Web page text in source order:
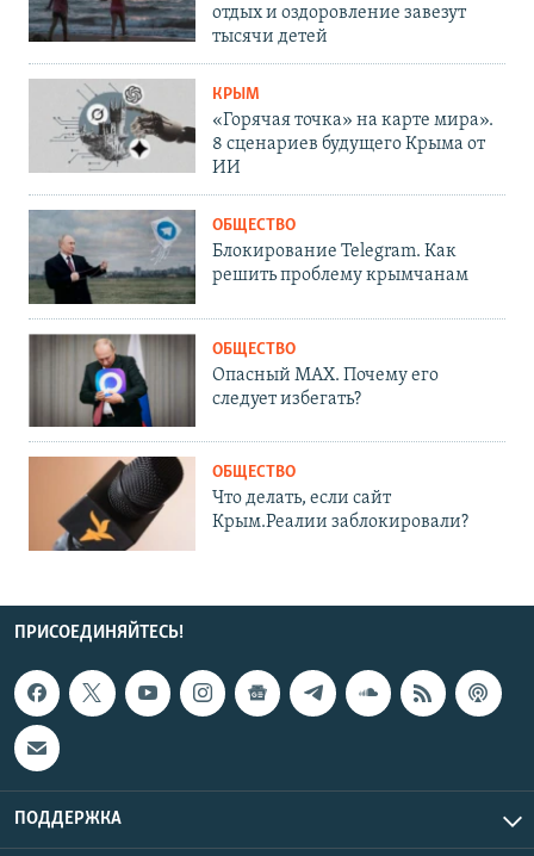
отдых и оздоровление завезут
тысячи детей
КРЫМ
«Горячая точка» на карте мира».
8 сценариев будущего Крыма от
ИИ
ОБЩЕСТВО
Блокирование Telegram. Как
решить проблему крымчанам
ОБЩЕСТВО
Опасный MAX. Почему его
следует избегать?
ОБЩЕСТВО
Что делать, если сайт
Крым.Реалии заблокировали?
ПРИСОЕДИНЯЙТЕСЬ!
ПОДДЕРЖКА